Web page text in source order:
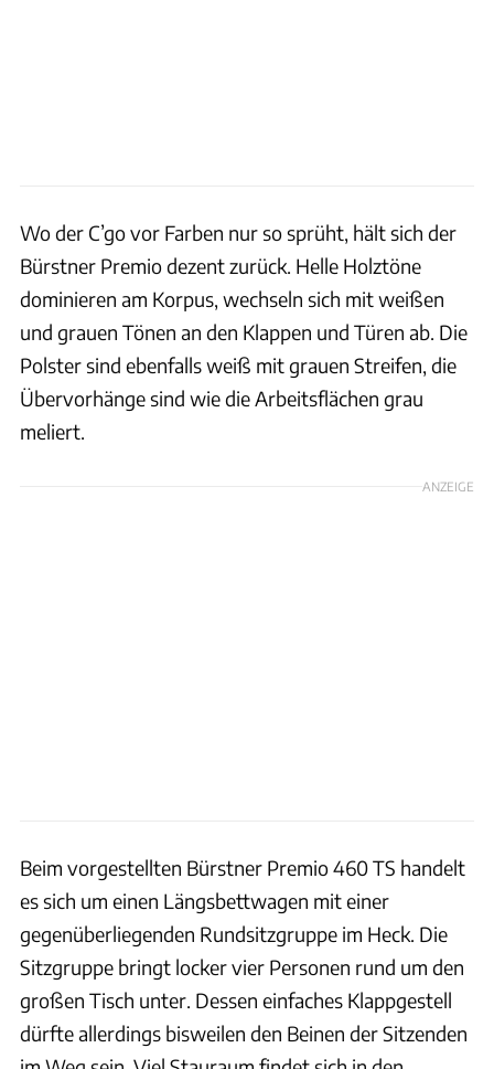
Wo der C’go vor Farben nur so sprüht, hält sich der
Bürstner Premio dezent zurück. Helle Holztöne
dominieren am Korpus, wechseln sich mit weißen
und grauen Tönen an den Klappen und Türen ab. Die
Polster sind ebenfalls weiß mit grauen Streifen, die
Übervorhänge sind wie die Arbeitsflächen grau
meliert.
ANZEIGE
Beim vorgestellten Bürstner Premio 460 TS handelt
es sich um einen Längsbettwagen mit einer
gegenüberliegenden Rundsitzgruppe im Heck. Die
Sitzgruppe bringt locker vier Personen rund um den
großen Tisch unter. Dessen einfaches Klappgestell
dürfte allerdings bisweilen den Beinen der Sitzenden